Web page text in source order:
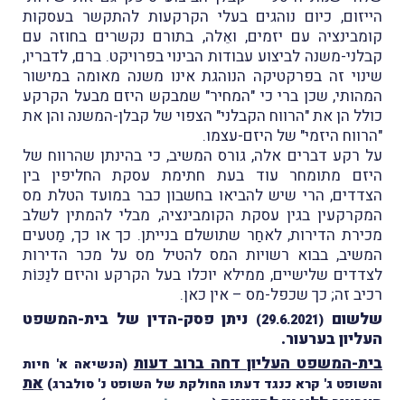
הייזום, כיום נוהגים בעלי הקרקעות להתקשר בעסקות
קומבינציה עם יזמים, ואֵלה, בתורם נקשרים בחוזה עם
קבלני-משנה לביצוע עבודות הבינוי בפרויקט. ברם, לדבריו,
שינוי זה בפרקטיקה הנוהגת אינו משנה מאומה במישור
המהותי, שכן ברי כי "המחיר" שמבקש היזם מבעל הקרקע
כולל הן את "הרווח הקבלני" הצפוי של קבלן-המשנה והן את
"הרווח היזמי" של היזם-עצמו.
על רקע דברים אלה, גורס המשיב, כי בהינתן שהרווח של
היזם מתומחר עוד בעת חתימת עסקת החליפין בין
הצדדים, הרי שיש להביאו בחשבון כבר במועד הטלת מס
המקרקעין בגין עסקת הקומבינציה, מבלי להמתין לשלב
מכירת הדירות, לאחַר שתושלם בנייתן. כך או כך, מַטעים
המשיב, בבוא רשויות המס להטיל מס על מכר הדירות
לצדדים שלישיים, ממילא יוכלו בעל הקרקע והיזם לנַכּוֹת
רכיב זה; כך שכפל-מס – אין כאן.
שלשום (29.6.2021)
ניתן פסק-הדין של בית-המשפט
העליון בערעור.
בית-המשפט העליון דחה ברוב דעות (הנשיאה א' חיות
והשופט ג' קרא כנגד דעתו החולקת של השופט נ' סולברג) את